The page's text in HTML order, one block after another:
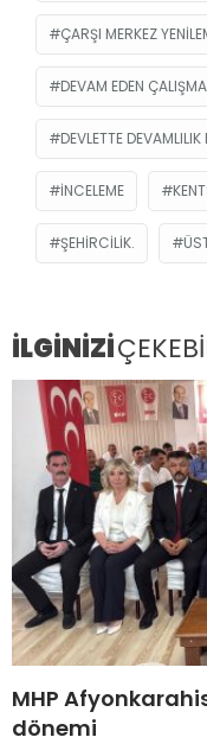
ÇARŞI MERKEZ
DEVAM EDEN
DEVLETTE
INCELEME
ŞEHIRCILIK.
İLGİNİZİ
MHP
dönemi